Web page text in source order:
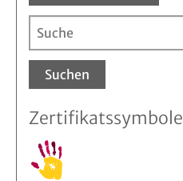
Suchen
Zertifikatssymbole